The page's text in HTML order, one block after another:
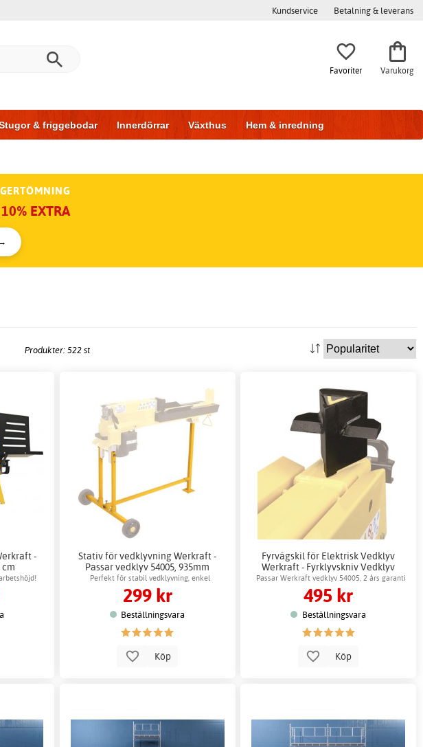
Kundservice Betalning & leverans
Favoriter Varukorg
& friggebodar Innerdörrar Växthus Hem & inredning
EXTRA
Produkter: 522 st
-
Stativ för vedklyvning Werkraft -
Passar vedklyv 54005, 935mm
Perfekt för stabil vedklyvning, enkel
montering
299 kr
Beställningsvara
Köp
Fyrvägskil för Elektrisk Vedklyv
Werkraft - Fyrklyvskniv Vedklyv
Passar Werkraft vedklyv 54005, 2 års garanti
495 kr
Beställningsvara
Köp